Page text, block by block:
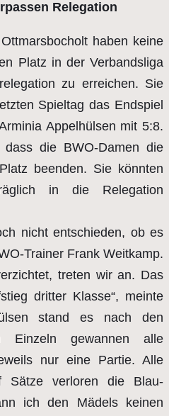
Relegation
haben keine
Platz in der Verbandsliga
zu erreichen. Sie
Spieltag das Endspiel
Appelhülsen mit 5:8.
die BWO-Damen die
beenden. Sie könnten
in die Relegation
nicht entschieden, ob es
Trainer Frank Weitkamp.
treten wir an. Das
dritter Klasse“, meinte
stand es nach den
gewannen alle
nur eine Partie. Alle
Sätze verloren die Blau-
ich den Mädels keinen